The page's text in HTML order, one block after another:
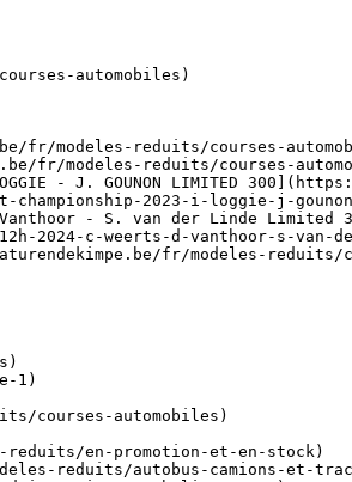
automobiles)
fr/modeles-reduits/courses-
fr/modeles-reduits/courses-
I. LOGGIE - J. GOUNON LIMITED
championship-2023-i-loggie-j-
Vanthoor - S. van der Linde
2024-c-weerts-d-vanthoor-s-
fr/modeles-